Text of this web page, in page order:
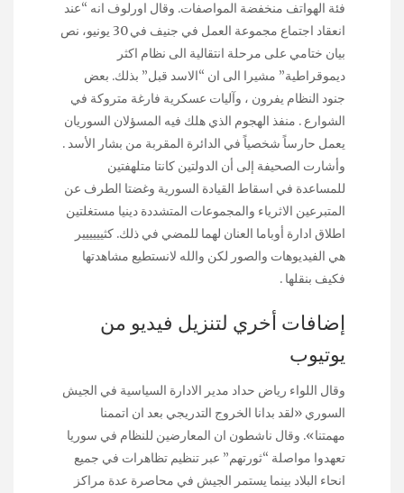
فئة الهواتف منخفضة المواصفات. وقال اورلوف انه “عند
انعقاد اجتماع مجموعة العمل في جنيف في 30 يونيو، نص
بيان ختامي على مرحلة انتقالية الى نظام اكثر
ديموقراطية” مشيرا الى ان “الاسد قبل” بذلك. بعض
جنود النظام يفرون ، وآليات عسكرية فارغة متروكة في
الشوارع . منفذ الهجوم الذي هلك فيه المسؤلان السوريان
يعمل حارساً شخصياً في الدائرة المقربة من بشار الأسد .
وأشارت الصحيفة إلى أن الدولتين كانتا متلهفتين
للمساعدة في اسقاط القيادة السورية وغضتا الطرف عن
المتبرعين الاثرياء والمجموعات المتشددة دينيا مستغلتين
اطلاق ادارة أوباما العنان لهما للمضي في ذلك. كثيييييير
هي الفيديوهات والصور لكن والله لانستطيع مشاهدتها
فكيف بنقلها .
إضافات أخري لتنزيل فيديو من
يوتيوب
وقال اللواء رياض حداد مدير الادارة السياسية في الجيش
السوري «لقد بدانا الخروج التدريجي بعد ان اتممنا
مهمتنا». وقال ناشطون ان المعارضين للنظام في سوريا
تعهدوا مواصلة “ثورتهم” عبر تنظيم تظاهرات في جميع
انحاء البلاد بينما يستمر الجيش في محاصرة عدة مراكز